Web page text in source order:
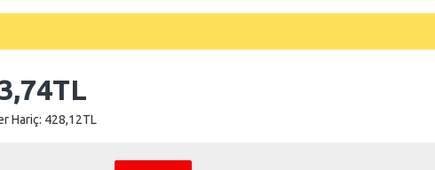
Hariç: 428,12TL